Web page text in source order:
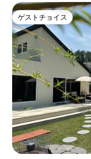
ゲストチョイス
ゲストチョイス